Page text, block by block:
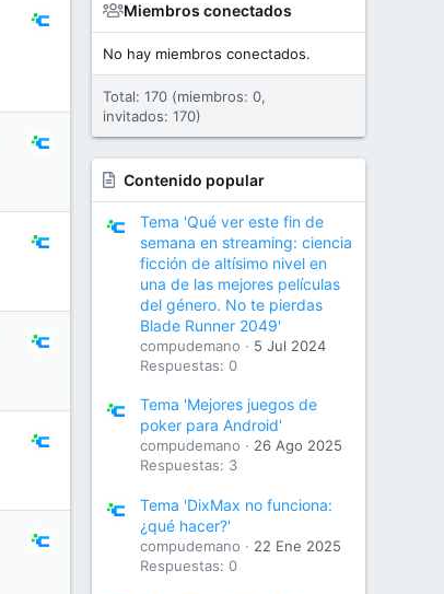
Miembros conectados
No hay miembros conectados.
Total: 170 (miembros: 0,
invitados: 170)
Contenido popular
Tema 'Qué ver este fin de
semana en streaming: ciencia
ficción de altísimo nivel en
una de las mejores películas
del género. No te pierdas
Blade Runner 2049'
compudemano
5 Jul 2024
Respuestas: 0
Tema 'Mejores juegos de
poker para Android'
compudemano
26 Ago 2025
Respuestas: 3
Tema 'DixMax no funciona:
¿qué hacer?'
compudemano
22 Ene 2025
Respuestas: 0